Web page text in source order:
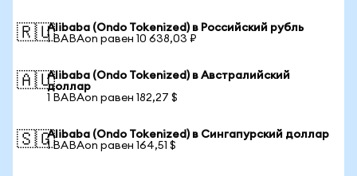
🇷🇺Alibaba (Ondo Tokenized) в Российский рубль
1 BABAon равен 10 638,03 ₽
🇦🇺Alibaba (Ondo Tokenized) в Австралийский
доллар
1 BABAon равен 182,27 $
🇸🇬Alibaba (Ondo Tokenized) в Сингапурский доллар
1 BABAon равен 164,51 $